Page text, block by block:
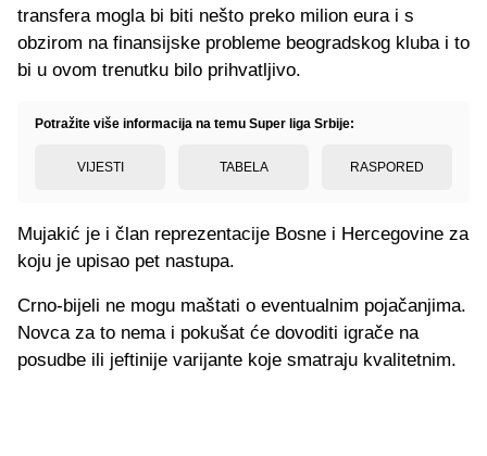
transfera mogla bi biti nešto preko milion eura i s
obzirom na finansijske probleme beogradskog kluba i to
bi u ovom trenutku bilo prihvatljivo.
Potražite više informacija na temu Super liga Srbije:
VIJESTI TABELA RASPORED
Mujakić je i član reprezentacije Bosne i Hercegovine za
koju je upisao pet nastupa.
Crno-bijeli ne mogu maštati o eventualnim pojačanjima.
Novca za to nema i pokušat će dovoditi igrače na
posudbe ili jeftinije varijante koje smatraju kvalitetnim.